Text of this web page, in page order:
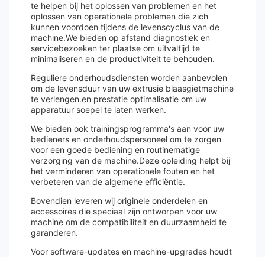
te helpen bij het oplossen van problemen en het
oplossen van operationele problemen die zich
kunnen voordoen tijdens de levenscyclus van de
machine.We bieden op afstand diagnostiek en
servicebezoeken ter plaatse om uitvaltijd te
minimaliseren en de productiviteit te behouden.
Reguliere onderhoudsdiensten worden aanbevolen
om de levensduur van uw extrusie blaasgietmachine
te verlengen.en prestatie optimalisatie om uw
apparatuur soepel te laten werken.
We bieden ook trainingsprogramma's aan voor uw
bedieners en onderhoudspersoneel om te zorgen
voor een goede bediening en routinematige
verzorging van de machine.Deze opleiding helpt bij
het verminderen van operationele fouten en het
verbeteren van de algemene efficiëntie.
Bovendien leveren wij originele onderdelen en
accessoires die speciaal zijn ontworpen voor uw
machine om de compatibiliteit en duurzaamheid te
garanderen.
Voor software-updates en machine-upgrades houdt